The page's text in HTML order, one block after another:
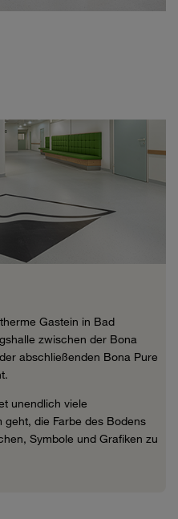
Gastein in Bad
zwischen der Bona
abschließenden Bona Pure
unendlich viele
die Farbe des Bodens
Symbole und Grafiken zu